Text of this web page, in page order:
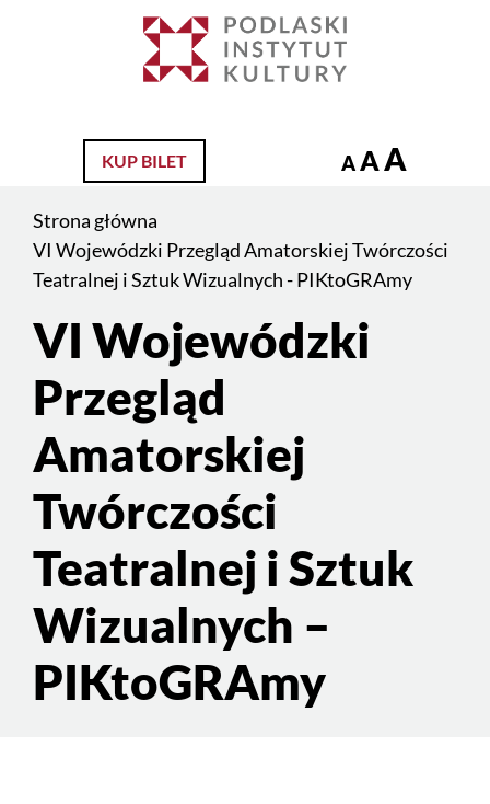
Wojewódzki
Amatorskiej
Twórczości
Teatralnej
Sztuk
Wizualnych
PIKtoGRAmy
KUP BILET A A A
Strona główna
VI Wojewódzki Przegląd Amatorskiej Twórczości
Teatralnej i Sztuk Wizualnych - PIKtoGRAmy
Treść
stronyVI Wojewódzki
Przegląd
Amatorskiej
Twórczości
Teatralnej i Sztuk
Wizualnych –
PIKtoGRAmy